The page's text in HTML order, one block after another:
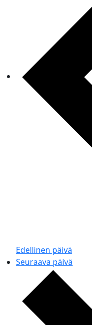
Edellinen päivä
Seuraava päivä